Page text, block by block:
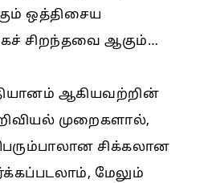
ஒத்திசைய
சிறந்தவை ஆகும்…
தியானம் ஆகியவற்றின்
முறைகளால்,
சிக்கலான
மேலும்